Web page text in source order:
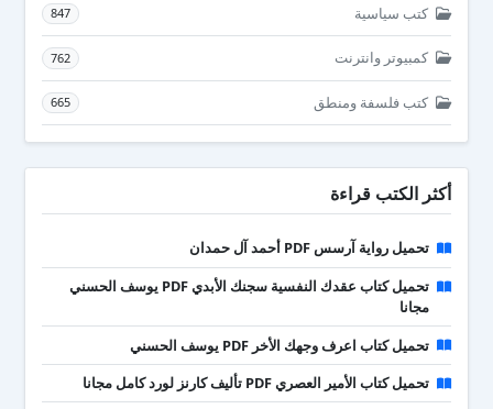
كتب سياسية 847
كمبيوتر وانترنت 762
كتب فلسفة ومنطق 665
أكثر الكتب قراءة
تحميل رواية آرسس PDF أحمد آل حمدان
تحميل كتاب عقدك النفسية سجنك الأبدي PDF يوسف الحسني
مجانا
تحميل كتاب اعرف وجهك الأخر PDF يوسف الحسني
تحميل كتاب الأمير العصري PDF تأليف كارنز لورد كامل مجانا